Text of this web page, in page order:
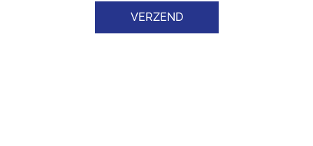
VERZEND